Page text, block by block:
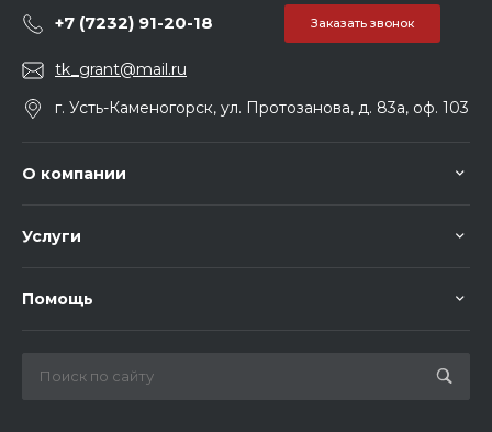
+7 (7232) 91-20-18 Заказать звонок
tk_grant@mail.ru
г. Усть-Каменогорск, ул. Протозанова, д. 83а, оф. 103
О компании
Услуги
Помощь